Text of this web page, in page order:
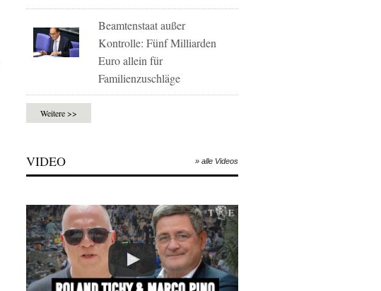
Beamtenstaat außer
Kontrolle: Fünf Milliarden
Euro allein für
Familienzuschläge
Weitere >>
VIDEO » alle Videos